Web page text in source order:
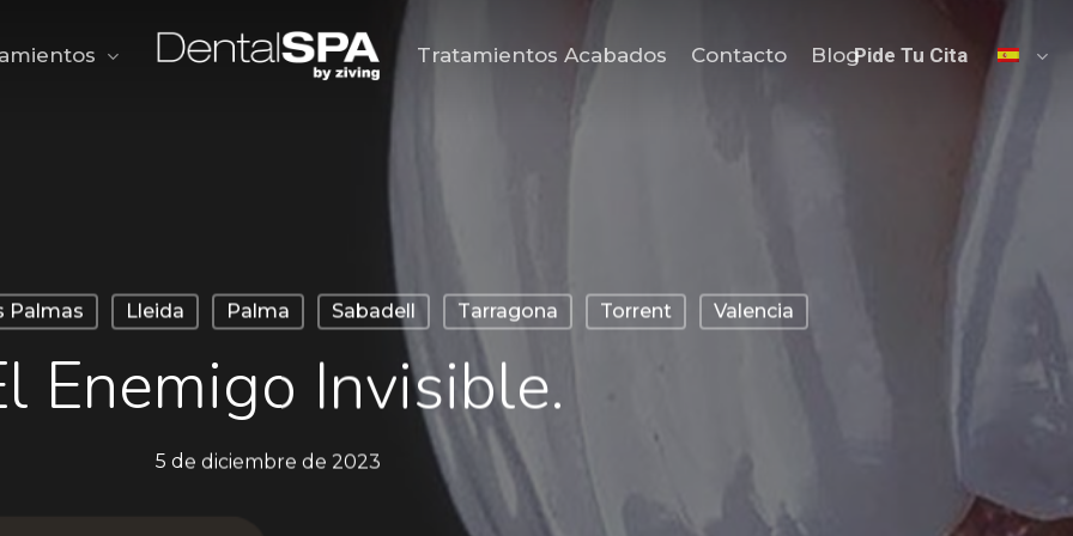
Tratamientos Acabados Contacto BlogPide Tu Cita
Palmas Lleida Palma Sabadell Tarragona Torrent Valencia
Enemigo Invisible.
5 de diciembre de 2023